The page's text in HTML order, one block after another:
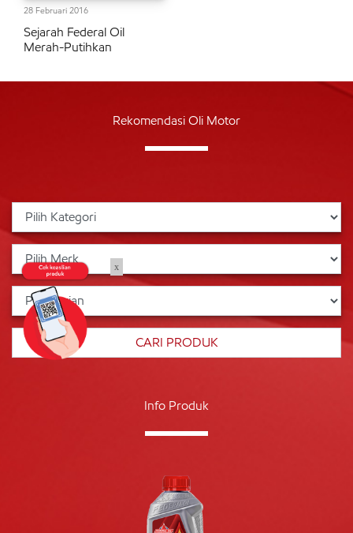
28 Februari 2016
Sejarah Federal Oil
Merah-Putihkan
Rekomendasi Oli Motor
Info Produk
x